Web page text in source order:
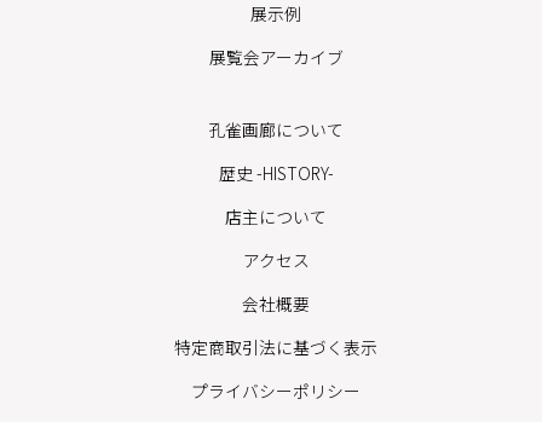
展示例
展覧会アーカイブ
孔雀画廊について
歴史 -HISTORY-
店主について
アクセス
会社概要
特定商取引法に基づく表示
プライバシーポリシー